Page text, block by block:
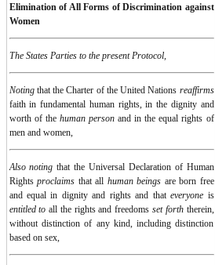
Elimination of All Forms of Discrimination against
Women
The States Parties to the present Protocol,
Noting that the Charter of the United Nations reaffirms
faith in fundamental human rights, in the dignity and
worth of the human personand in the equal rights of
men and women,
Also notingthat the Universal Declaration of Human
Rights proclaims that all human beings are born free
and equal in dignity and rights and thateveryone is
entitled to all the rights and freedoms set forththerein,
without distinction of any kind, including distinction
based on sex,